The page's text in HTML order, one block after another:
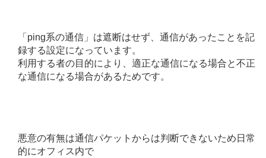
「ping系の通信」は遮断はせず、通信があったことを記
録する設定になっています。
利用する者の目的により、適正な通信になる場合と不正
な通信になる場合があるためです。
悪意の有無は通信パケットからは判断できないため日常
的にオフィス内で